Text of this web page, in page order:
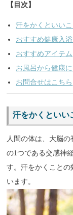
【目次】
汗をかくといいこ
おすすめ健康入
おすすめアイテム
お風呂から健康に
お問合せはこちら
汗をかくといい
人間の体は、大脳
の1つである交感神
す。汗をかくことの
います。